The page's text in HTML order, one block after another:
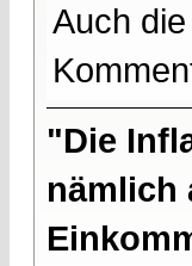
Auch
"Die
nämlich